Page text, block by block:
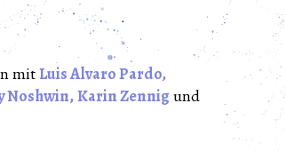
mitLuis Alvaro Pardo,
Noshwin,Karin Zennigund